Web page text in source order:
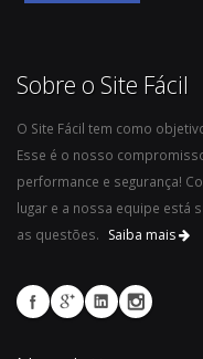
Sobre o Site Fácil
O Site Fácil tem como
Esse é o nosso
performance e segurança!
lugar e a nossa equipe está
as questões.
Saiba mais